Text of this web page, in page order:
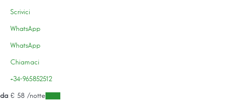
Scrivici
WhatsApp
WhatsApp
Chiamaci
+34-965852512
da € 58 /notte